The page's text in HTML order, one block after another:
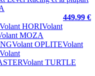
449.99 €
Volant HORIVolant
MOZA
Volant OPLITEVolant
Volant
Volant TURTLE